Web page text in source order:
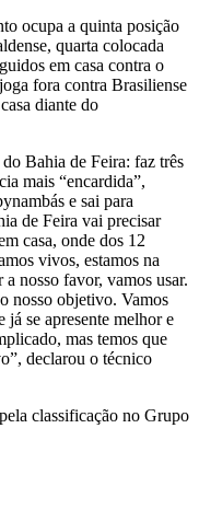
ocupa a quinta posição
quarta colocada
em casa contra o
fora contra Brasiliense
diante do
Bahia de Feira: faz três
mais “encardida”,
e sai para
de Feira vai precisar
casa, onde dos 12
vivos, estamos na
nosso favor, vamos usar.
nosso objetivo. Vamos
já se apresente melhor e
mas temos que
declarou o técnico
classificação no Grupo